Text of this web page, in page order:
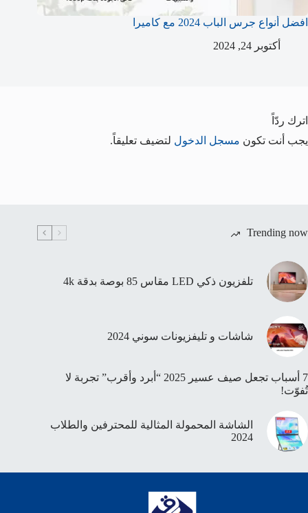
افضل أنواع جرس الباب 2024 مع كاميرا
أكتوبر 24, 2024
اترك ردّاً
يجب أنت تكون مسجل الدخول لتضيف تعليقاً.
Trending now
تلفزيون ذكي LED مقاس 85 بوصة بدقة 4k
شاشات و تليفزيونات سوني 2024
7 أسباب تجعل صيف عسير 2025 “أبرد وأقرب” تجربة لا
تُفوّت!
الشاشة المحمولة المثالية للمحترفين والطلاب
2024